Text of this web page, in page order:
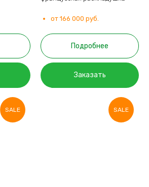
от 166 000 руб.
Подробнее
Заказать
SALE SALE